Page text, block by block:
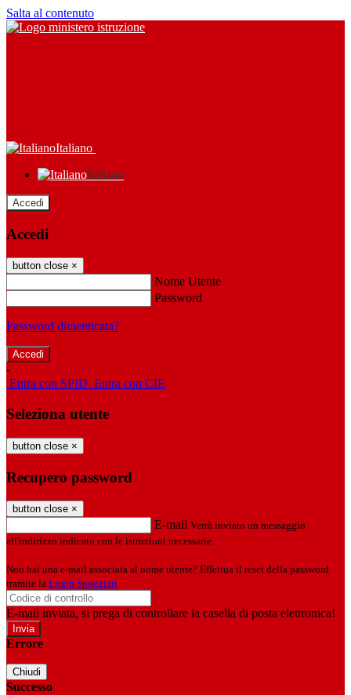
Salta al contenuto
Italiano
Italiano
Accedi
Accedi
button close ×
Nome Utente
Password
Password dimenticata?
-
Entra con SPID Entra con CIE
Seleziona utente
button close ×
Recupero password
button close ×
E-mail Verrà inviato un messaggio
all'indirizzo indicato con le istruzioni necessarie.
Non hai una e-mail associata al nome utente? Effettua il reset della password
tramite la Login Spaggiari
E-mail inviata, si prega di controllare la casella di posta elettronica!
Errore
Chiudi
Successo